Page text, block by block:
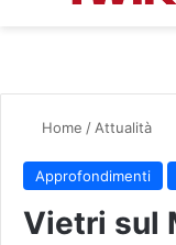
Home / Attualità
Approfondimenti
Vietri sul